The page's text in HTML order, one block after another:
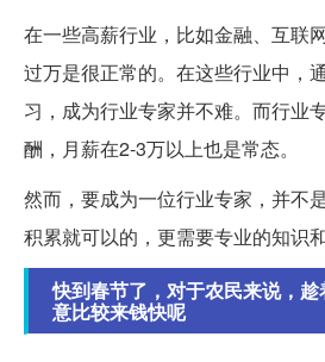
在一些高薪行业，比如金融、互联
过万是很正常的。在这些行业中，
习，成为行业专家并不难。而行业
酬，月薪在2-3万以上也是常态。
然而，要成为一位行业专家，并不
积累就可以的，更需要专业的知识和
快到春节了，对于农民来说，
意比较来钱快呢